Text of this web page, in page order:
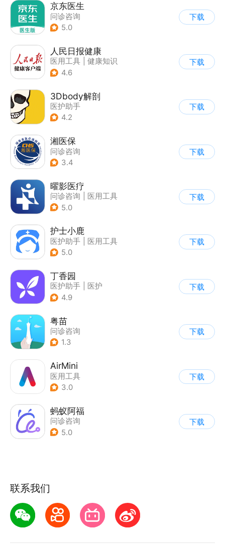
京东医生
问诊咨询
5.0
下载
人民日报健康
医用工具
健康知识
| 问诊咨询
4.6
下载
3Dbody解剖
医护助手
4.2
下载
湘医保
问诊咨询
3.4
下载
曜影医疗
问诊咨询
医用工具
| 医护助手
5.0
下载
护士小鹿
医护助手
医用工具
5.0
下载
丁香园
医护助手
医护
4.9
下载
粤苗
问诊咨询
1.3
下载
AirMini
医用工具
3.0
下载
蚂蚁阿福
问诊咨询
5.0
下载
联系我们